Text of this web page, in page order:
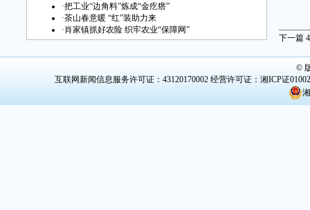
·把工业“边角料”炼成“金疙瘩”
·茶山春意暖 “红”装助力来
·肖家镇抓好农险 织牢农业“保障网”
下一篇 4
©
互联网新闻信息服务许可证：43120170002 经营许可证：湘ICP证